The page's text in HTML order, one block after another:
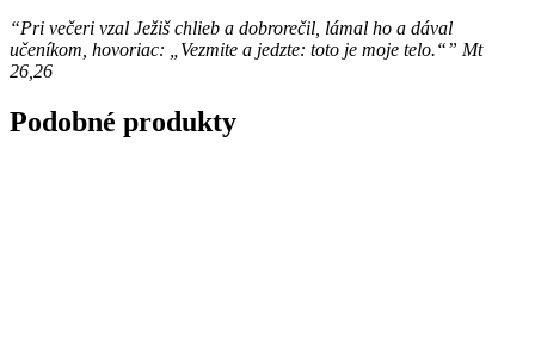
“Pri večeri vzal Ježiš chlieb a dobrorečil, lámal ho a dával
učeníkom, hovoriac: „Vezmite a jedzte: toto je moje telo.“” Mt
26,26
Podobné produkty